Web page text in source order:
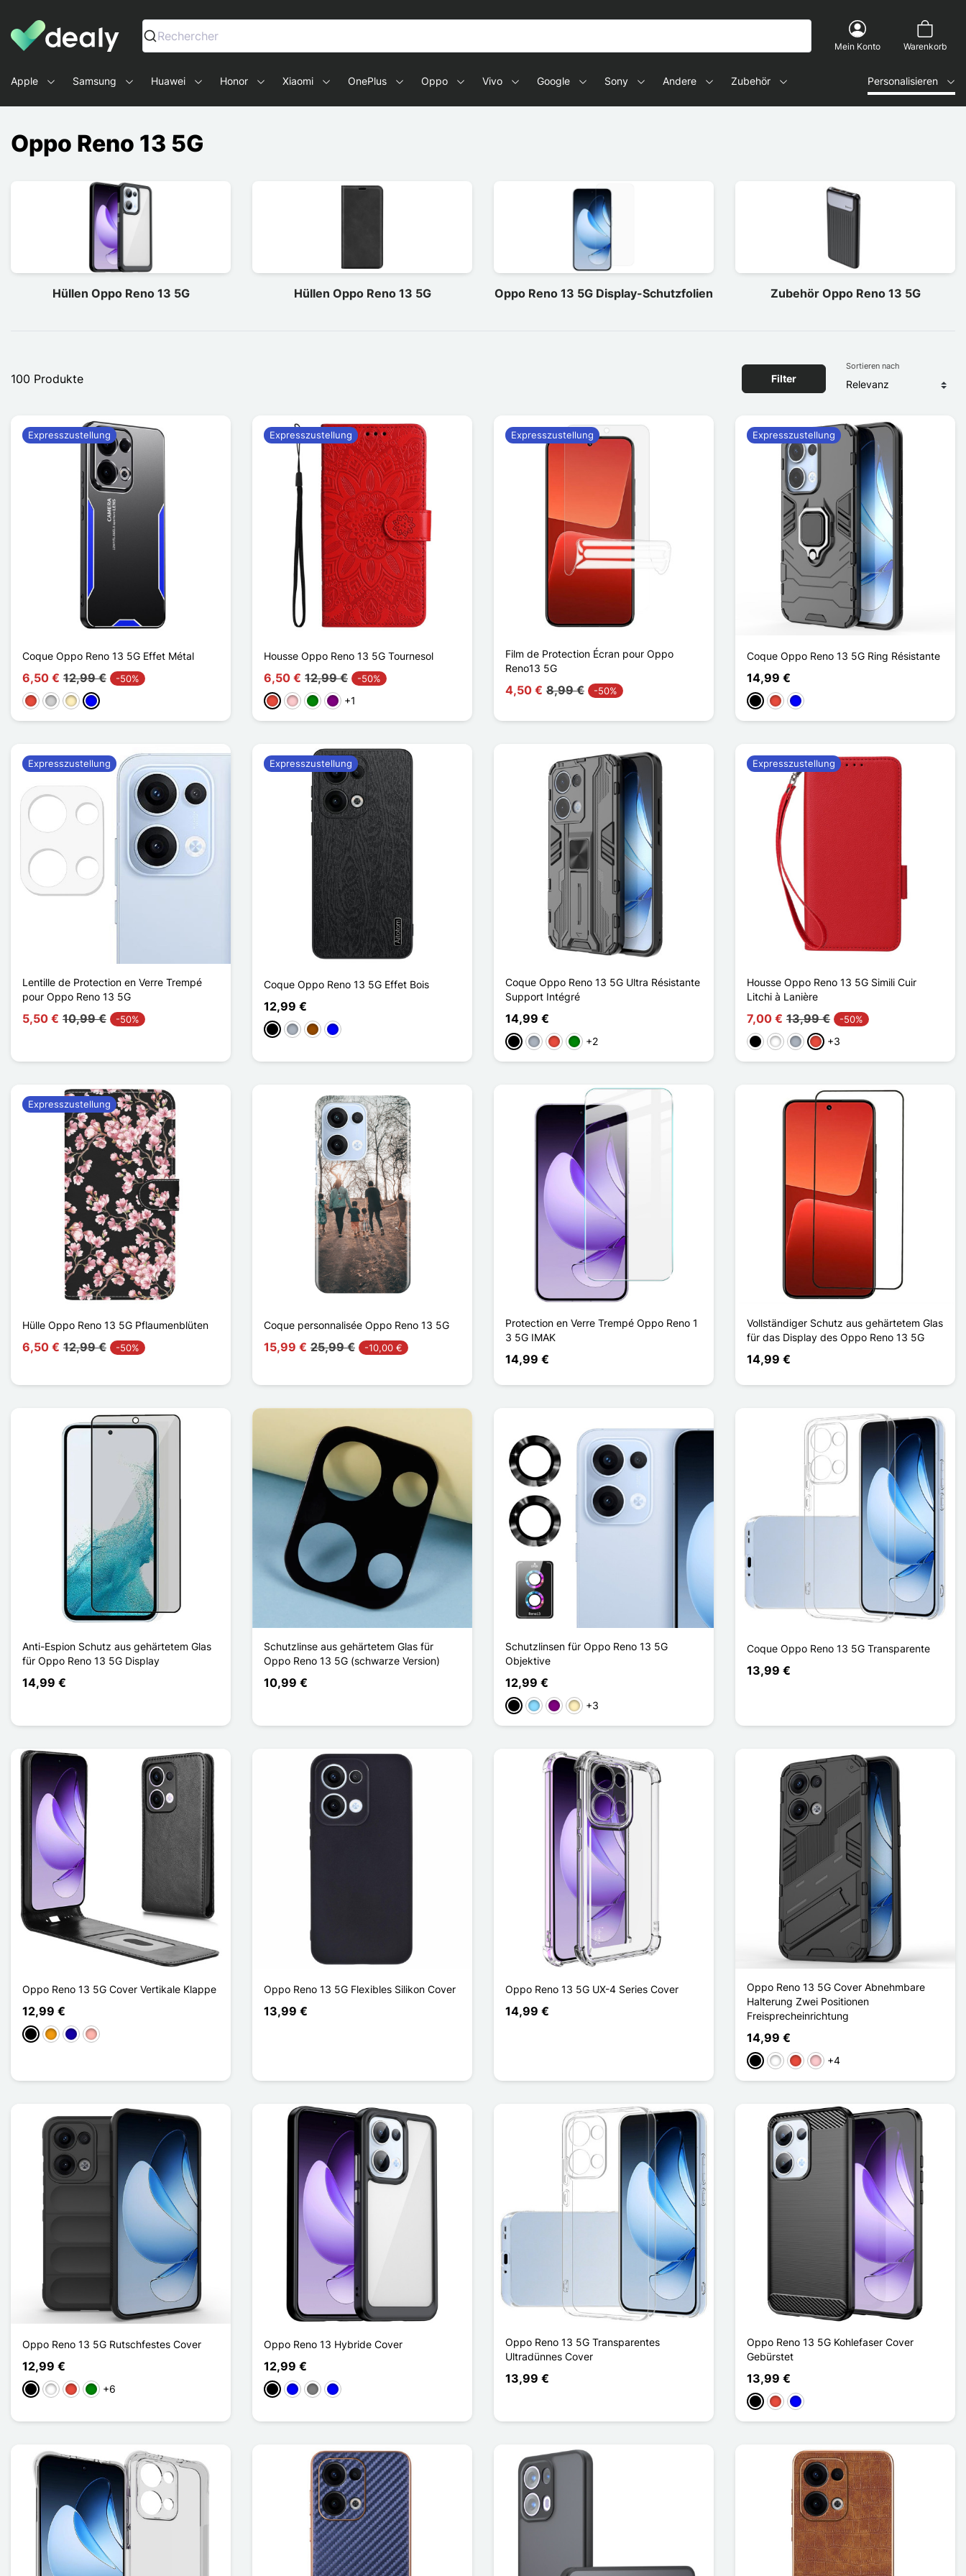
Dealy - Hüllen und Zubehör für Smartphones und Tablets
Rechercher
Mein Konto Warenkorb
Apple Samsung Huawei Honor Xiaomi OnePlus Oppo Vivo Google Sony Andere Zubehör Personalisieren
Oppo Reno 13 5G
Hüllen Oppo Reno 13 5G Hüllen Oppo Reno 13 5G Oppo Reno 13 5G Display-Schutzfolien Zubehör Oppo Reno 13 5G
100 Produkte Filter
Sortieren nach
Coque Oppo Reno 13 5G Effet Métal
6,50 € 12,99 € -50%
Rot SilberGolden
Blau
Expresszustellung
Housse Oppo Reno 13 5G Tournesol
6,50 € 12,99 € -50%
Rot PinkGrünViolett
+1
Expresszustellung
Film de Protection Écran pour Oppo
Reno13 5G
4,50 € 8,99 € -50%
Expresszustellung
Coque Oppo Reno 13 5G Ring Résistante
14,99 €
Schwarz
Rot Blau
Expresszustellung
Lentille de Protection en Verre Trempé
pour Oppo Reno 13 5G
5,50 € 10,99 € -50%
Expresszustellung
Coque Oppo Reno 13 5G Effet Bois
12,99 €
Schwarz
GrauBraunBlau
Expresszustellung
Coque Oppo Reno 13 5G Ultra Résistante
Support Intégré
14,99 €
Schwarz
GrauRot Grün+2
Housse Oppo Reno 13 5G Simili Cuir
Litchi à Lanière
7,00 € 13,99 € -50%
Schwarz
WeißGrauRot +3
Expresszustellung
Hülle Oppo Reno 13 5G Pflaumenblüten
6,50 € 12,99 € -50%
Expresszustellung
Coque personnalisée Oppo Reno 13 5G
15,99 € 25,99 € -10,00 €
Protection en Verre Trempé Oppo Reno 1
3 5G IMAK
14,99 €
Vollständiger Schutz aus gehärtetem Glas
für das Display des Oppo Reno 13 5G
14,99 €
Anti-Espion Schutz aus gehärtetem Glas
für Oppo Reno 13 5G Display
14,99 €
Schutzlinse aus gehärtetem Glas für
Oppo Reno 13 5G (schwarze Version)
10,99 €
Schutzlinsen für Oppo Reno 13 5G
Objektive
12,99 €
Schwarz
HellblauViolettGolden
+3
Coque Oppo Reno 13 5G Transparente
13,99 €
Oppo Reno 13 5G Cover Vertikale Klappe
12,99 €
Schwarz
OrangeDunkelblau
Roségold
Oppo Reno 13 5G Flexibles Silikon Cover
13,99 €
Oppo Reno 13 5G UX-4 Series Cover
14,99 €
Oppo Reno 13 5G Cover Abnehmbare
Halterung Zwei Positionen
Freisprecheinrichtung
14,99 €
Schwarz
WeißRot Pink+4
Oppo Reno 13 5G Rutschfestes Cover
12,99 €
Schwarz
WeißRot Grün+6
Oppo Reno 13 Hybride Cover
12,99 €
Schwarz
BlauGris Transparent
Bleu Transparent
Oppo Reno 13 5G Transparentes
Ultradünnes Cover
13,99 €
Oppo Reno 13 5G Kohlefaser Cover
Gebürstet
13,99 €
Schwarz
Rot Blau